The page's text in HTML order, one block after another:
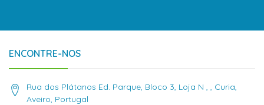
ENCONTRE-NOS
Rua dos Plátanos Ed. Parque, Bloco 3, Loja N , , Curia,
Aveiro, Portugal